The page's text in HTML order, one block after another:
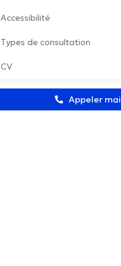
Accessibilité
Types de consultation
CV
Appeler